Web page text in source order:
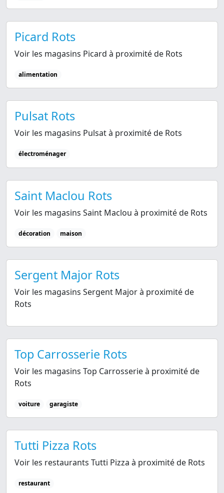
Picard Rots
Voir les magasins Picard à proximité de Rots
alimentation
Pulsat Rots
Voir les magasins Pulsat à proximité de Rots
électroménager
Saint Maclou Rots
Voir les magasins Saint Maclou à proximité de Rots
décoration maison
Sergent Major Rots
Voir les magasins Sergent Major à proximité de
Rots
Top Carrosserie Rots
Voir les magasins Top Carrosserie à proximité de
Rots
voiture garagiste
Tutti Pizza Rots
Voir les restaurants Tutti Pizza à proximité de Rots
restaurant